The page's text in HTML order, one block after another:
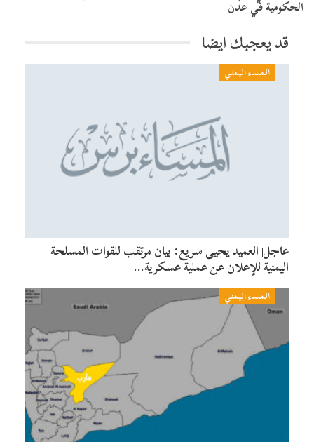
الحكومية في عدن
قد يعجبك ايضا
المساء اليمني
عاجل| العميد يحيى سريع: بيان مرتقب للقوات المسلحة
اليمنية للإعلان عن عملية عسكرية…
المساء اليمني